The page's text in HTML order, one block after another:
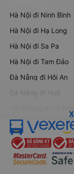
Hà Nội đi Ninh Bình
Hà Nội đi Hạ Long
Hà Nội đi Sa Pa
Hà Nội đi Tam Đảo
Đà Nẵng đi Hội An
Đà Nẵng đi Huế